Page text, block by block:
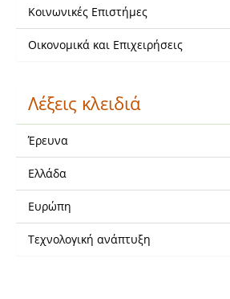
Κοινωνικές Επιστήμες
Οικονομικά και Επιχειρήσεις
Λέξεις κλειδιά
Έρευνα
Ελλάδα
Ευρώπη
Τεχνολογική ανάπτυξη